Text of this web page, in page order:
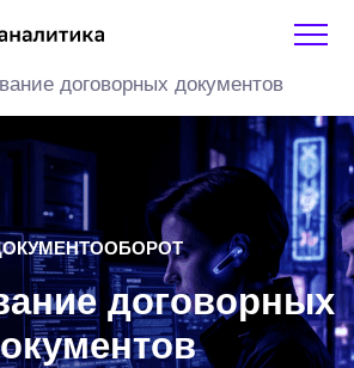
договорных документов
договорных